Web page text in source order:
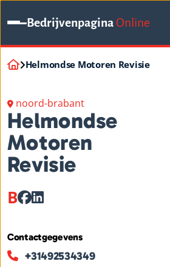
BedrijvenpaginaOnline
Helmondse Motoren Revisie
noord-brabant
Helmondse
Motoren
Revisie
B
Contactgegevens
+31492534349